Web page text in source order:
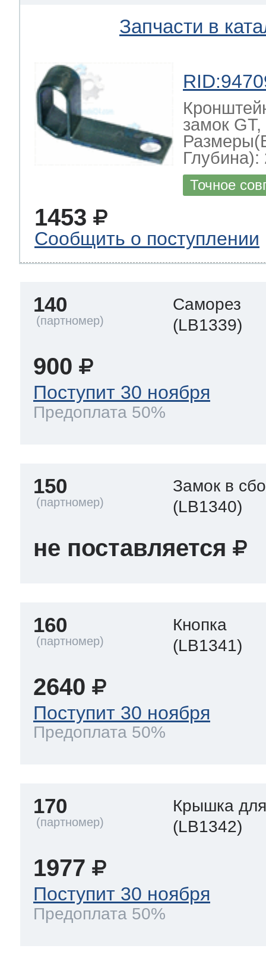
Запчасти в
замок
Глубина):
Точное
1453
Сообщить о поступлении
140
Саморез
(LB1339)
900
Поступит 30 ноября
Предоплата 50%
150
Замок в
(LB1340)
не поставляется
160
Кнопка
(LB1341)
2640
Поступит 30 ноября
Предоплата 50%
170
Крышка
(LB1342)
1977
Поступит 30 ноября
Предоплата 50%